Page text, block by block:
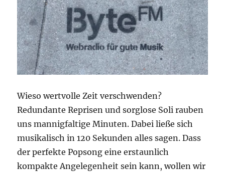
Wieso wertvolle Zeit verschwenden?
Redundante Reprisen und sorglose Soli rauben
uns mannigfaltige Minuten. Dabei ließe sich
musikalisch in 120 Sekunden alles sagen. Dass
der perfekte Popsong eine erstaunlich
kompakte Angelegenheit sein kann, wollen wir